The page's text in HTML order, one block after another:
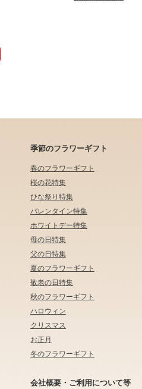
季節のフラワーギフト
春のフラワーギフト
桜の花特集
ひな祭り特集
バレンタイン特集
ホワイトデー特集
母の日特集
父の日特集
夏のフラワーギフト
敬老の日特集
秋のフラワーギフト
ハロウィン
クリスマス
お正月
冬のフラワーギフト
会社概要・ご利用について等